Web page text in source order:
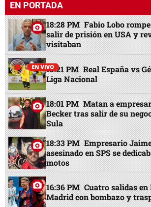
EN PORTADA
18:28 PM Fabio Lobo
salir de prisión en USA y
visitaban
15:21 PM Real España vs
Liga Nacional
18:01 PM Matan a
Becker tras salir de su
Sula
18:33 PM Empresario
asesinado en SPS se
motos
16:36 PM Cuatro salidas en
Madrid con bombazo y